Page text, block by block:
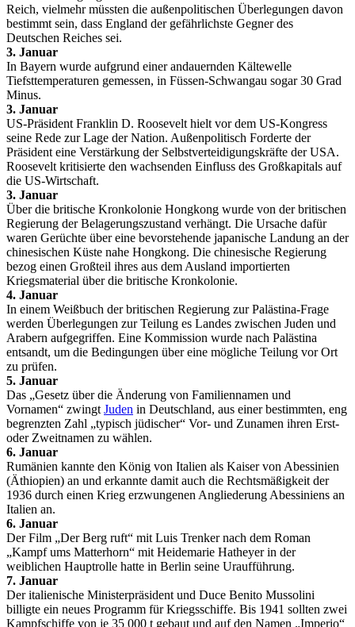
Reich, vielmehr müssten die außenpolitischen Überlegungen davon
bestimmt sein, dass England der gefährlichste Gegner des
Deutschen Reiches sei.
3. Januar
In Bayern wurde aufgrund einer andauernden Kältewelle
Tiefsttemperaturen gemessen, in Füssen-Schwangau sogar 30 Grad
Minus.
3. Januar
US-Präsident Franklin D. Roosevelt hielt vor dem US-Kongress
seine Rede zur Lage der Nation. Außenpolitisch Forderte der
Präsident eine Verstärkung der Selbstverteidigungskräfte der USA.
Roosevelt kritisierte den wachsenden Einfluss des Großkapitals auf
die US-Wirtschaft.
3. Januar
Über die britische Kronkolonie Hongkong wurde von der britischen
Regierung der Belagerungszustand verhängt. Die Ursache dafür
waren Gerüchte über eine bevorstehende japanische Landung an der
chinesischen Küste nahe Hongkong. Die chinesische Regierung
bezog einen Großteil ihres aus dem Ausland importierten
Kriegsmaterial über die britische Kronkolonie.
4. Januar
In einem Weißbuch der britischen Regierung zur Palästina-Frage
werden Überlegungen zur Teilung es Landes zwischen Juden und
Arabern aufgegriffen. Eine Kommission wurde nach Palästina
entsandt, um die Bedingungen über eine mögliche Teilung vor Ort
zu prüfen.
5. Januar
Das „Gesetz über die Änderung von Familiennamen und
Vornamen“ zwingt Juden in Deutschland, aus einer bestimmten, eng
begrenzten Zahl „typisch jüdischer“ Vor- und Zunamen ihren Erst-
oder Zweitnamen zu wählen.
6. Januar
Rumänien kannte den König von Italien als Kaiser von Abessinien
(Äthiopien) an und erkannte damit auch die Rechtsmäßigkeit der
1936 durch einen Krieg erzwungenen Angliederung Abessiniens an
Italien an.
6. Januar
Der Film „Der Berg ruft“ mit Luis Trenker nach dem Roman
„Kampf ums Matterhorn“ mit Heidemarie Hatheyer in der
weiblichen Hauptrolle hatte in Berlin seine Uraufführung.
7. Januar
Der italienische Ministerpräsident und Duce Benito Mussolini
billigte ein neues Programm für Kriegsschiffe. Bis 1941 sollten zwei
Kampfschiffe von je 35 000 t gebaut und auf den Namen „Imperio“